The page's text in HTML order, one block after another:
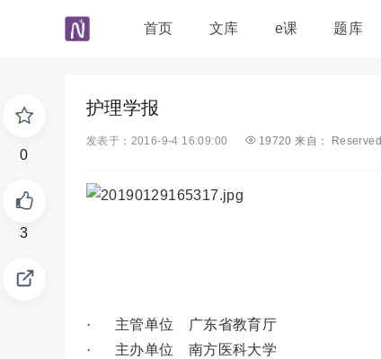
首页 文库 e课 题库
0
3
护理学报
发表于：2016-9-4 16:09:00 19720 来自： Reserved
· 主管单位 广东省教育厅
· 主办单位 南方医科大学